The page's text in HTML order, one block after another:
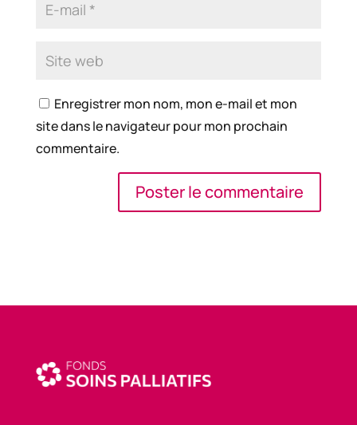
Enregistrer mon nom, mon e-mail et mon
site dans le navigateur pour mon prochain
commentaire.